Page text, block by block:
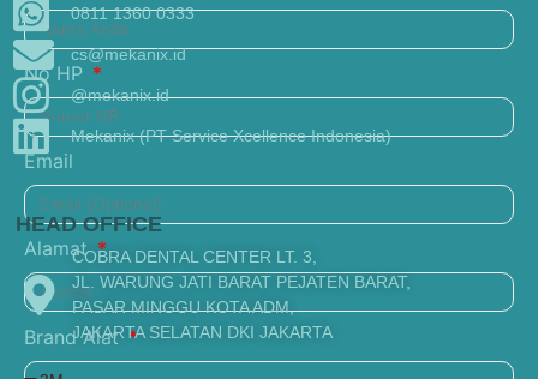
0811 1360 0333
cs@mekanix.id
@mekanix.id
Mekanix (PT Service Xcellence Indonesia)
HEAD OFFICE
COBRA DENTAL CENTER LT. 3,
JL. WARUNG JATI BARAT PEJATEN BARAT,
PASAR MINGGU KOTA ADM,
JAKARTA SELATAN DKI JAKARTA
No HP
Email
Alamat
Brand Alat